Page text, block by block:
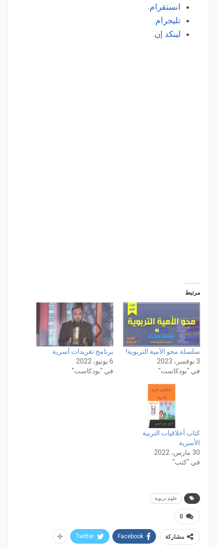
انستقرام.
تليجرام.
لينكد إن.
مرتبط
سلسلة محو الأمية التربوية!
3 نوفمبر، 2023
في "بودكاست"
برنامج تغريدات أسرية
6 يونيو، 2022
في "بودكاست"
كتاب أخلاقيات التربية
الأسرية
30 مارس، 2022
في "كتب"
علوم تربوية
0
مشاركة Facebook
Twitter